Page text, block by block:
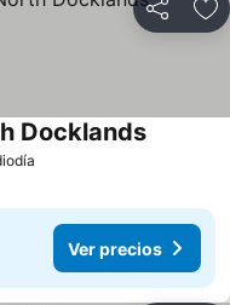
Compartir
DocklandsVer
Ver precios